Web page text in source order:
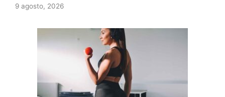
9 agosto, 2026